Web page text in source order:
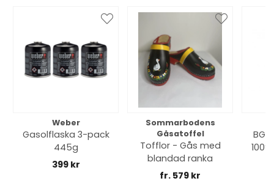
Weber
Gasolflaska 3-pack
445g
399 kr
Sommarbodens
Gåsatoffel
Tofflor - Gås med
blandad ranka
fr. 579 kr